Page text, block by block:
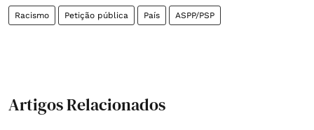
Racismo Petição pública País ASPP/PSP
Artigos Relacionados